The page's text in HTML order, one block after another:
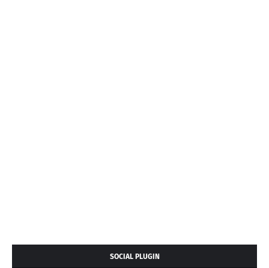
SOCIAL PLUGIN